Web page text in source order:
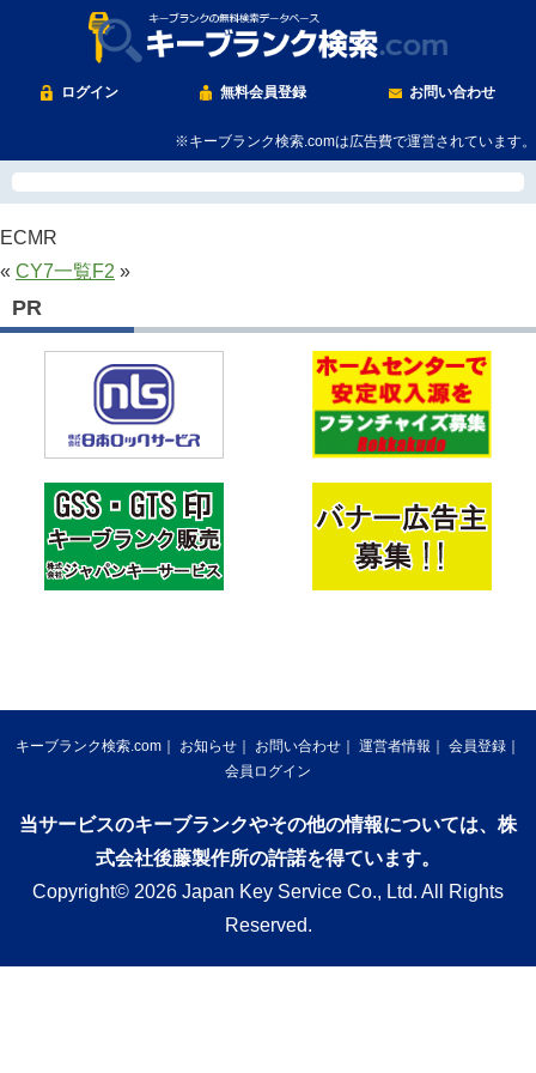
ログイン 無料会員登録 お問い合わせ
※キーブランク検索.comは広告費で運営されています。
ECMR
« CY7一覧F2 »
PR
キーブランク検索.com お知らせ お問い合わせ 運営者情報
会員登録
会員ログイン
当サービスのキーブランクやその他の情報については、株
式会社後藤製作所の許諾を得ています。
Copyright© 2026 Japan Key Service Co., Ltd. All Rights
Reserved.